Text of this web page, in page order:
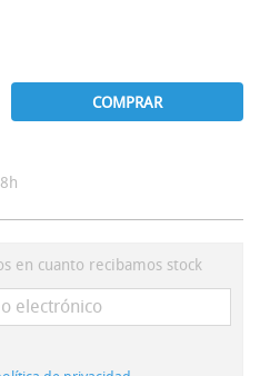
COMPRAR
en cuanto recibamos stock